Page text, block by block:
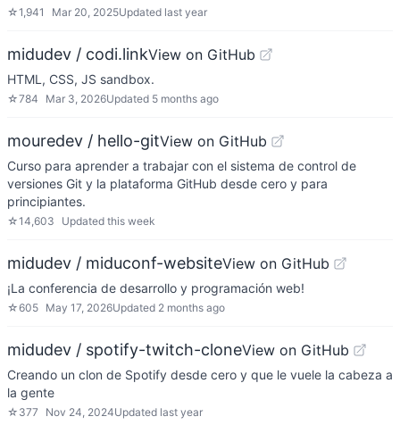
☆1,941 Mar 20, 2025Updated last year
midudev / codi.linkView on GitHub
HTML, CSS, JS sandbox.
☆784 Mar 3, 2026Updated 5 months ago
mouredev / hello-gitView on GitHub
Curso para aprender a trabajar con el sistema de control de
versiones Git y la plataforma GitHub desde cero y para
principiantes.
☆14,603 Updated this week
midudev / miduconf-websiteView on GitHub
¡La conferencia de desarrollo y programación web!
☆605 May 17, 2026Updated 2 months ago
midudev / spotify-twitch-cloneView on GitHub
Creando un clon de Spotify desde cero y que le vuele la cabeza a
la gente
☆ 377 Nov 24, 2024Updated last year